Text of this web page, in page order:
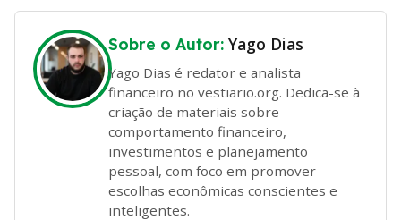
Sobre o Autor: Yago Dias
Yago Dias é redator e analista
financeiro no vestiario.org. Dedica-se à
criação de materiais sobre
comportamento financeiro,
investimentos e planejamento
pessoal, com foco em promover
escolhas econômicas conscientes e
inteligentes.